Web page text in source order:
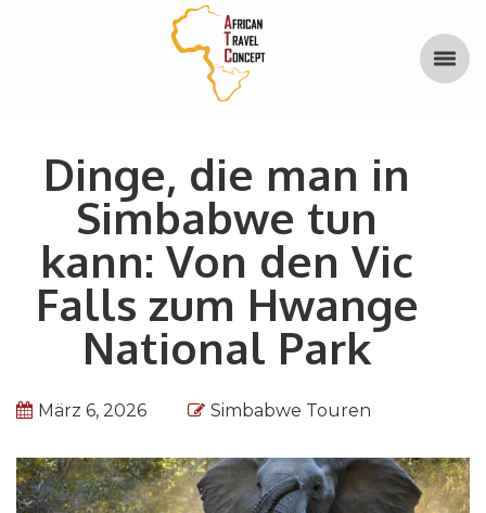
Dinge, die man in
Simbabwe tun
kann: Von den Vic
Falls zum Hwange
National Park
März 6, 2026 Simbabwe Touren